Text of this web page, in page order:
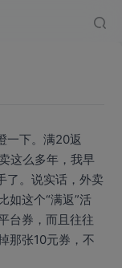
一下。满20返
这么多年，我早
了。说实话，外卖
如这个“满返”活
台券，而且往往
那张10元券，不